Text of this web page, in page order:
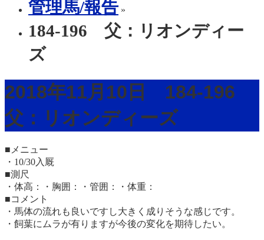
管理馬/報告 »
184-196 父：リオンディー
ズ
2018年11月10日 184-196
父：リオンディーズ
■メニュー
・10/30入厩
■測尺
・体高：・胸囲：・管囲：・体重：
■コメント
・馬体の流れも良いですし大きく成りそうな感じです。
・飼葉にムラが有りますが今後の変化を期待したい。